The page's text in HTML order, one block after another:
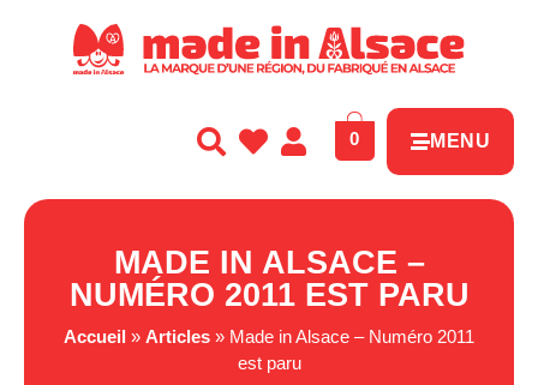
0 MENU
MADE IN ALSACE –
NUMÉRO 2011 EST PARU
Accueil » Articles » Made in Alsace – Numéro 2011
est paru